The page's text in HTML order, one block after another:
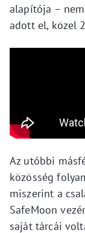
alapítója –
adott el, közel
Az utóbbi
közösség
miszerint a
SafeMoon
saját tárcái